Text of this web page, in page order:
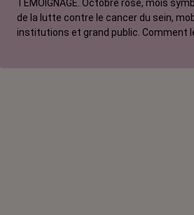
TÉMOIGNAGE. Octobre rose, mois
de la lutte contre le cancer du sein,
institutions et grand public. Comment